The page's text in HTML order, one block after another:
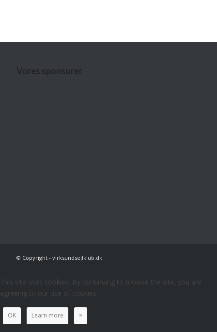
Vores sponsorer
© Copyright - virksundsejlklub.dk
This site uses cookies. By continuing to browse the site, you are
agreeing to our use of cookies.
OK Learn more ×